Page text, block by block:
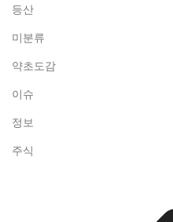
등산
미분류
약초도감
이슈
정보
주식